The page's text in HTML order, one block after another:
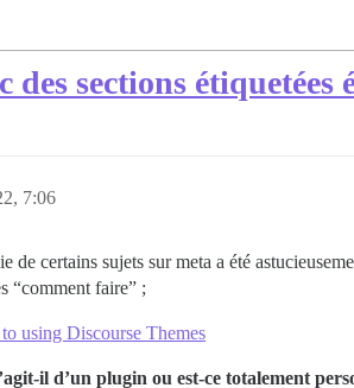
des sections étiquetées
7:06
de certains sujets sur meta a été
“comment faire” ;
using Discourse Themes
il d’un plugin ou est-ce totalement